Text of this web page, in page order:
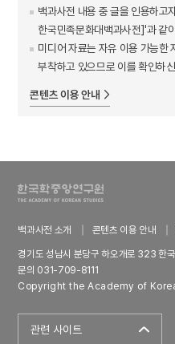
백과사전 내용 중 글을 인용하고
한국민족문화대백과사전]'과 같
미디어 자료는 자유 이용 가능한
부착하고 있으므로 이를 확인하
콘텐츠 이용 안내
백과사전 소개 콘텐츠 이용 안내
경기도 성남시 분당구 하오개로 323 한
문의 031-709-8111
Copyright the Academy of
관련 사이트